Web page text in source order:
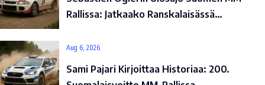
Rallissa: Jatkaako Ranskalaisässä…
Aug 6, 2026
Sami Pajari Kirjoittaa Historiaa: 200.